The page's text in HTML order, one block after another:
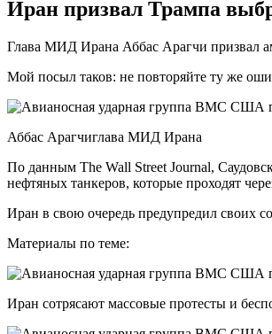
Иран призвал Трампа
Глава МИД Ирана Аббас Арагчи призвал
Мой посыл таков: не повторяйте ту же
Аббас Арагчиглава МИД Ирана
По данным The Wall Street Journal,
нефтяных танкеров, которые проходят
Иран в свою очередь предупредил своих
Материалы по теме:
Иран сотрясают массовые протесты и